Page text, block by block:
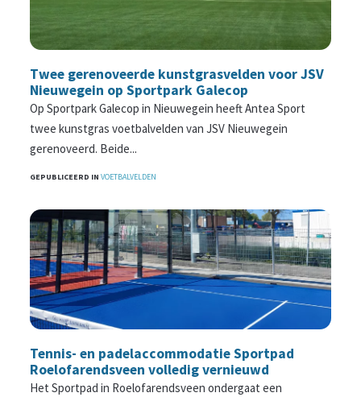
Twee gerenoveerde kunstgrasvelden voor JSV
Nieuwegein op Sportpark Galecop
Op Sportpark Galecop in Nieuwegein heeft Antea Sport
twee kunstgras voetbalvelden van JSV Nieuwegein
gerenoveerd. Beide...
GEPUBLICEERD IN VOETBALVELDEN
Tennis- en padelaccommodatie Sportpad
Roelofarendsveen volledig vernieuwd
Het Sportpad in Roelofarendsveen ondergaat een